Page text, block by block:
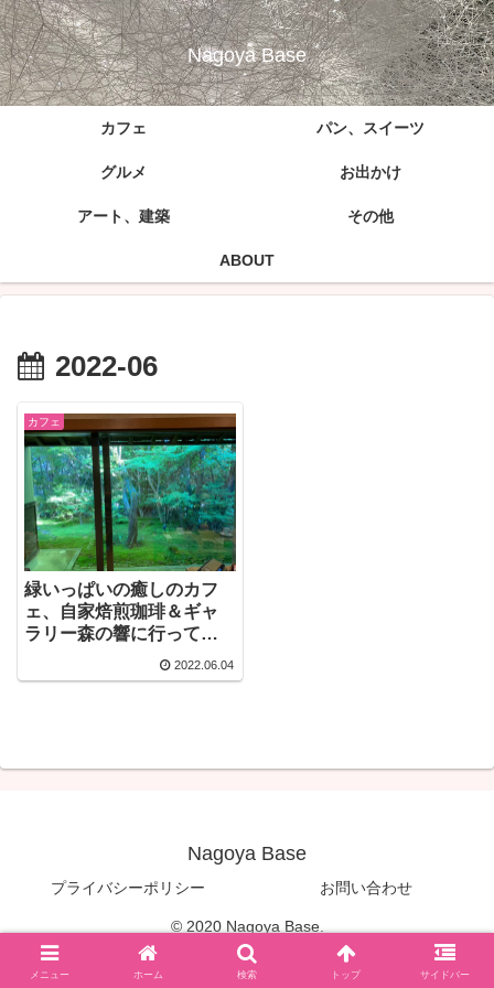
Nagoya Base
カフェ パン、スイーツ
グルメ お出かけ
アート、建築 その他
ABOUT
2022-06
カフェ
緑いっぱいの癒しのカフ
ェ、自家焙煎珈琲＆ギャ
ラリー森の響に行ってき
ました【愛知県日進市】
2022.06.04
Nagoya Base
プライバシーポリシー お問い合わせ
© 2020 Nagoya Base.
メニュー ホーム 検索 トップ サイドバー